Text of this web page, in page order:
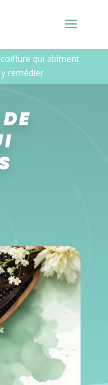
qui abîment
remédier